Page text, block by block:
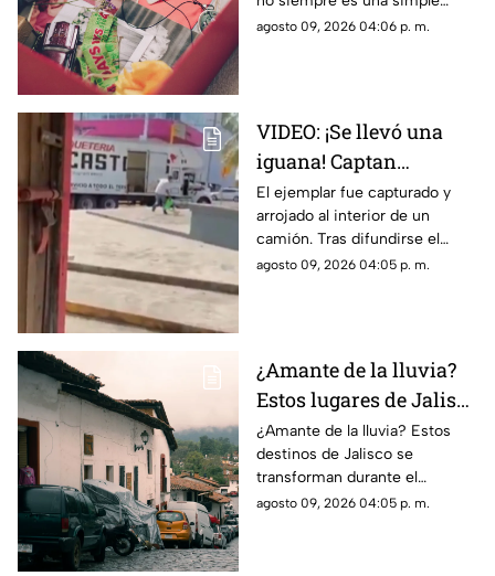
costumbre. En algunos casos,
agosto 09, 2026 04:06 p. m.
VIDEO: ¡Se llevó una
iguana! Captan
presunto robo en
Tuxpan y reportan
detención
El ejemplar fue capturado y
arrojado al interior de un
camión. Tras difundirse el
video, autoridades
agosto 09, 2026 04:05 p. m.
¿Amante de la lluvia?
Estos lugares de Jalisco
se disfrutan más
durante el temporal
¿Amante de la lluvia? Estos
destinos de Jalisco se
transforman durante el
temporal y ofrecen paisajes
agosto 09, 2026 04:05 p. m.